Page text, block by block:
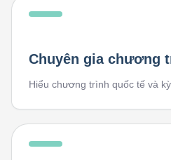
Chuyên gia chương
Hiểu chương trình quốc tế và